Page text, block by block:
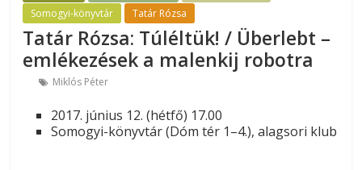
Somogyi-könyvtár
Tatár Rózsa
Tatár Rózsa: Túléltük! / Überlebt –
emlékezések a malenkij robotra
Miklós Péter
2017. június 12. (hétfő) 17.00
Somogyi-könyvtár (Dóm tér 1–4.), alagsori klub